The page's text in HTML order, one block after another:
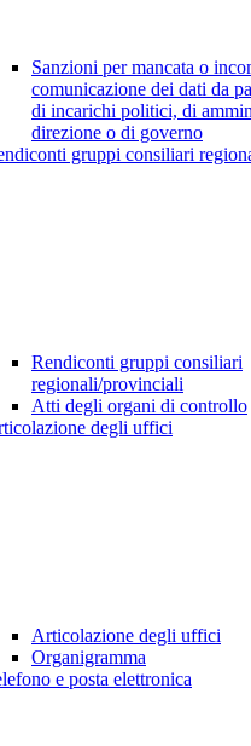
Sanzioni per mancata o
comunicazione dei dati da
di incarichi politici, di
direzione o di governo
gruppi consiliari
Rendiconti gruppi consiliari
regionali/provinciali
Atti degli organi di controllo
degli uffici
Articolazione degli uffici
Organigramma
e posta elettronica